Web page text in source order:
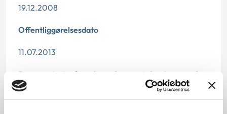
19.12.2008
Offentliggørelsesdato
11.07.2013
Denne principafgørelse er kasseret den 6. november
2019, da den er erstattet af principafgørelse 50-19.